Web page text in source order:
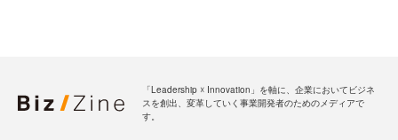
「Leadership ☓ Innovation」を軸に、企業においてビジネ
スを創出、変革していく事業開発者のためのメディアで
す。